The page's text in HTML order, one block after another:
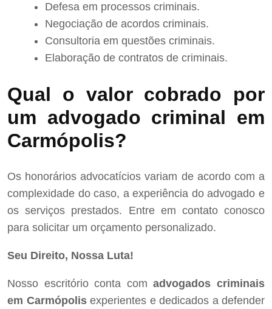
Defesa em processos criminais.
Negociação de acordos criminais.
Consultoria em questões criminais.
Elaboração de contratos de criminais.
Qual o valor cobrado por
um advogado criminal em
Carmópolis?
Os honorários advocatícios variam de acordo com a
complexidade do caso, a experiência do advogado e
os serviços prestados. Entre em contato conosco
para solicitar um orçamento personalizado.
Seu Direito, Nossa Luta!
Nosso escritório conta comadvogados criminais
em Carmópolisexperientes e dedicados a defender